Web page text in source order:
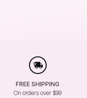
FREE SHIPPING
On orders over $99